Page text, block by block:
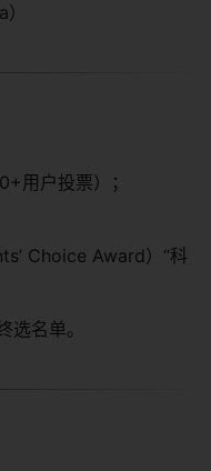
用户投票）；
Choice Award）“科
选名单。